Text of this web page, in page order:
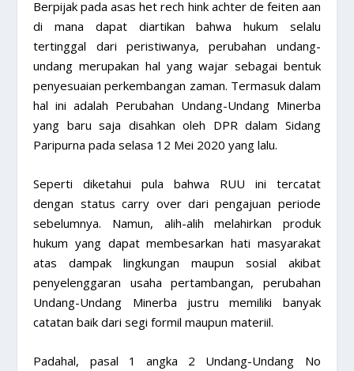
Berpijak pada asas het rech hink achter de feiten aan
di mana dapat diartikan bahwa hukum selalu
tertinggal dari peristiwanya, perubahan undang-
undang merupakan hal yang wajar sebagai bentuk
penyesuaian perkembangan zaman. Termasuk dalam
hal ini adalah Perubahan Undang-Undang Minerba
yang baru saja disahkan oleh DPR dalam Sidang
Paripurna pada selasa 12 Mei 2020 yang lalu.
Seperti diketahui pula bahwa RUU ini tercatat
dengan status carry over dari pengajuan periode
sebelumnya. Namun, alih-alih melahirkan produk
hukum yang dapat membesarkan hati masyarakat
atas dampak lingkungan maupun sosial akibat
penyelenggaran usaha pertambangan, perubahan
Undang-Undang Minerba justru memiliki banyak
catatan baik dari segi formil maupun materiil.
Padahal, pasal 1 angka 2 Undang-Undang No